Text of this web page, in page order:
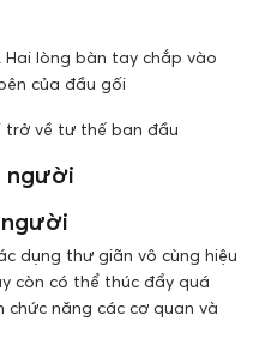
lòng bàn tay chắp vào
của đầu gối
về tư thế ban đầu
người
dụng thư giãn vô cùng hiệu
còn có thể thúc đẩy quá
năng các cơ quan và